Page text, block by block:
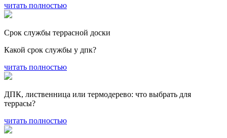
читать полностью
Срок службы террасной доски
Какой срок службы у дпк?
читать полностью
ДПК, лиственница или термодерево: что выбрать для
террасы?
читать полностью